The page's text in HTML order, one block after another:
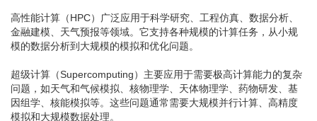
高性能计算（HPC）广泛应用于科学研究、工程仿真、数据分析、
金融建模、天气预报等领域。它支持各种规模的计算任务，从小规
模的数据分析到大规模的模拟和优化问题。
超级计算（Supercomputing）主要应用于需要极高计算能力的复杂
问题，如天气和气候模拟、核物理学、天体物理学、药物研发、基
因组学、核能模拟等。这些问题通常需要大规模并行计算、高精度
模拟和大规模数据处理。